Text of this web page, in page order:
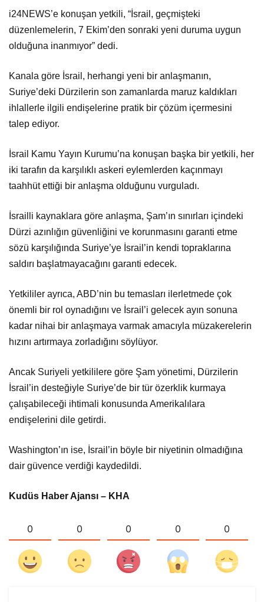
i24NEWS’e konuşan yetkili, “İsrail, geçmişteki
düzenlemelerin, 7 Ekim’den sonraki yeni duruma uygun
olduğuna inanmıyor” dedi.
Kanala göre İsrail, herhangi yeni bir anlaşmanın,
Suriye’deki Dürzilerin son zamanlarda maruz kaldıkları
ihlallerle ilgili endişelerine pratik bir çözüm içermesini
talep ediyor.
İsrail Kamu Yayın Kurumu’na konuşan başka bir yetkili, her
iki tarafın da karşılıklı askeri eylemlerden kaçınmayı
taahhüt ettiği bir anlaşma olduğunu vurguladı.
İsrailli kaynaklara göre anlaşma, Şam’ın sınırları içindeki
Dürzi azınlığın güvenliğini ve korunmasını garanti etme
sözü karşılığında Suriye’ye İsrail’in kendi topraklarına
saldırı başlatmayacağını garanti edecek.
Yetkililer ayrıca, ABD’nin bu temasları ilerletmede çok
önemli bir rol oynadığını ve İsrail’i gelecek ayın sonuna
kadar nihai bir anlaşmaya varmak amacıyla müzakerelerin
hızını artırmaya zorladığını söylüyor.
Ancak Suriyeli yetkililere göre Şam yönetimi, Dürzilerin
İsrail’in desteğiyle Suriye’de bir tür özerklik kurmaya
çalışabileceği ihtimali konusunda Amerikalılara
endişelerini dile getirdi.
Washington’ın ise, İsrail’in böyle bir niyetinin olmadığına
dair güvence verdiği kaydedildi.
Kudüs Haber Ajansı – KHA
0 0 0 0 0